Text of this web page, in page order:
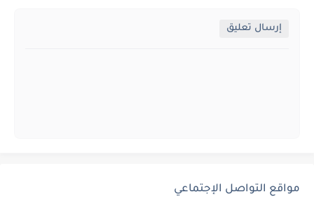
إرسال تعليق
مواقع التواصل الإجتماعي